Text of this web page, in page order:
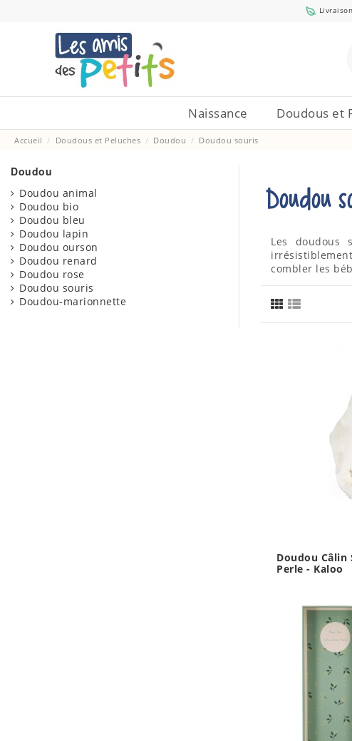
Naissance Doudous et
Accueil Doudous et Peluches Doudou Doudou souris
Doudou
Les doudous
combler les
Doudou Câlin
Perle - Kaloo
Doudou
Doudou animal
Doudou bio
Doudou bleu
Doudou lapin
Doudou ourson
Doudou renard
Doudou rose
Doudou souris
Doudou-marionnette